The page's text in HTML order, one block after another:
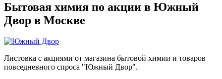
Бытовая химия по акции в Южный
Двор в Москве
Листовка с акциями от магазина бытовой химии и товаров
повседневного спроса "Южный Двор".